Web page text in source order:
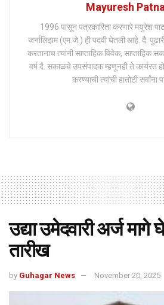
Mayuresh
1996 पासून पत्रकारिता करणारे मयुरेश
जर्नालिझम (एम.जे.) ही पदवी घेतली आहे. दै.
करतानाच त्यांनी साप्ताहिक विवेक, साप्ताहिक
वर्ष दै. सकाळचे उपसंपादक म्हणूनही ते कार्यरत
करण्याची त्यांची हातोटी सर्वांना
उद्या उमेदवारी अर्ज मागे
तारीख
by Guhagar News November 20, 2025